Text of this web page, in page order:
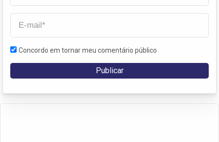
Concordo em tornar meu comentário público